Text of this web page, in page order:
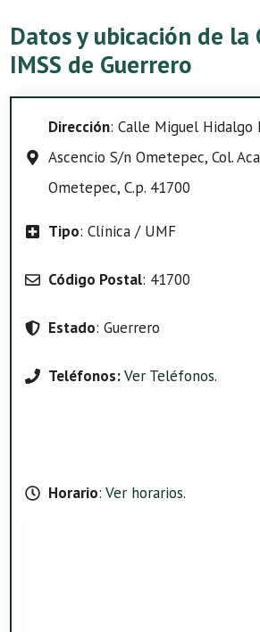
Datos y ubicación de la
IMSS de Guerrero
Dirección: Calle Miguel Hidalgo
Ascencio S/n Ometepec, Col.
Ometepec, C.p. 41700
Tipo: Clínica / UMF
Código Postal: 41700
Estado: Guerrero
Teléfonos:Ver Teléfonos.
Horario: Ver horarios.